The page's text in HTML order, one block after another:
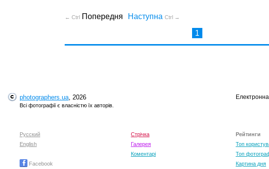
← Ctrl Попередня Наступна Ctrl →
1
photographers.ua, 2026
Всі фотографії є власністю їх авторів.
Русский
English
Facebook
Стрічка
Галерея
Коментарі
Рейтинги
Топ
Топ
Картина дня